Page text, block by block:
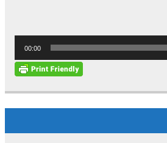
00:00